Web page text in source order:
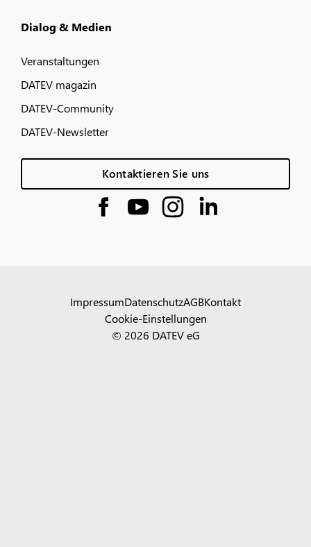
Dialog & Medien
Veranstaltungen
DATEV magazin
DATEV-Community
DATEV-Newsletter
Kontaktieren Sie uns
© 2026 DATEV eG
ImpressumDatenschutzAGBKontakt
Cookie-Einstellungen